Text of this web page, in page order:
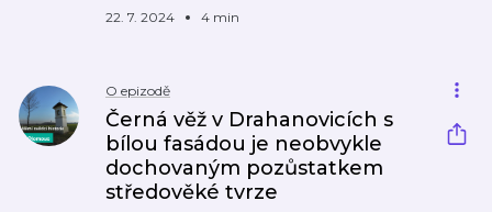
22. 7. 2024 4 min
O epizodě
Černá věž v Drahanovicích s
bílou fasádou je neobvykle
dochovaným pozůstatkem
středověké tvrze